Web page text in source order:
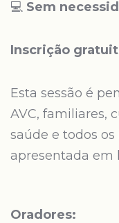
💻 Sem
Inscrição
Esta sessão é
AVC, familiares,
saúde e todos os
apresentada em
Oradores: